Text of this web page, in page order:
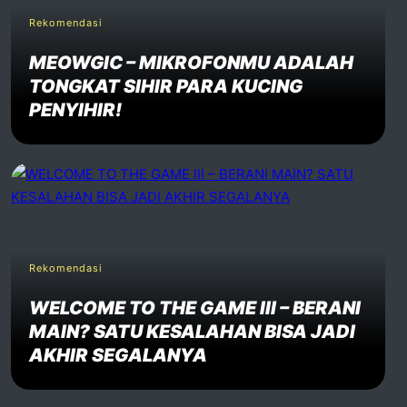
Rekomendasi
MEOWGIC – MIKROFONMU ADALAH
TONGKAT SIHIR PARA KUCING
PENYIHIR!
Rekomendasi
WELCOME TO THE GAME III – BERANI
MAIN? SATU KESALAHAN BISA JADI
AKHIR SEGALANYA